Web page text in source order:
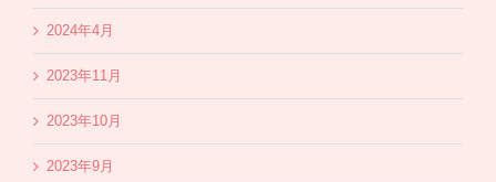
2024年4月
2023年11月
2023年10月
2023年9月